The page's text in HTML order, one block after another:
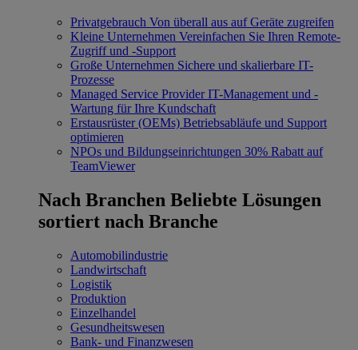
Privatgebrauch Von überall aus auf Geräte zugreifen
Kleine Unternehmen Vereinfachen Sie Ihren Remote-
Zugriff und -Support
Große Unternehmen Sichere und skalierbare IT-
Prozesse
Managed Service Provider IT-Management und -
Wartung für Ihre Kundschaft
Erstausrüster (OEMs) Betriebsabläufe und Support
optimieren
NPOs und Bildungseinrichtungen 30% Rabatt auf
TeamViewer
Nach Branchen Beliebte Lösungen
sortiert nach Branche
Automobilindustrie
Landwirtschaft
Logistik
Produktion
Einzelhandel
Gesundheitswesen
Bank- und Finanzwesen